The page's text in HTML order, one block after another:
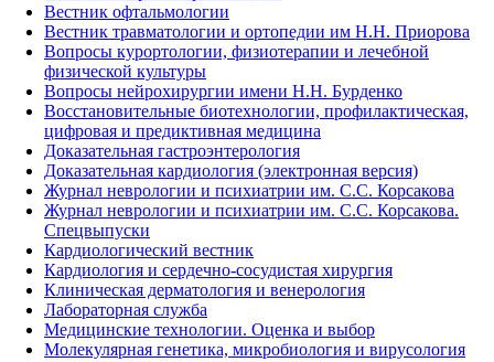
Вестник офтальмологии
Вестник травматологии и ортопедии им Н.Н. Приорова
Вопросы курортологии, физиотерапии и лечебной
физической культуры
Вопросы нейрохирургии имени Н.Н. Бурденко
Восстановительные биотехнологии, профилактическая,
цифровая и предиктивная медицина
Доказательная гастроэнтерология
Доказательная кардиология (электронная версия)
Журнал неврологии и психиатрии им. С.С. Корсакова
Журнал неврологии и психиатрии им. С.С. Корсакова.
Спецвыпуски
Кардиологический вестник
Кардиология и сердечно-сосудистая хирургия
Клиническая дерматология и венерология
Лабораторная служба
Медицинские технологии. Оценка и выбор
Молекулярная генетика, микробиология и вирусология